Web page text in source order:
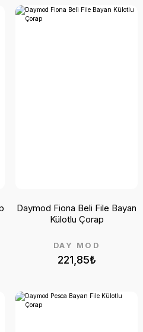
221,85₺
DAY MOD
Daymod Fiona Beli File Bayan
Külotlu Çorap